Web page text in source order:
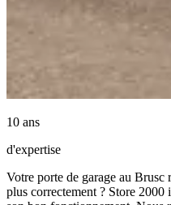
10 ans
d'expertise
Votre porte de garage au Brusc
plus correctement ? Store